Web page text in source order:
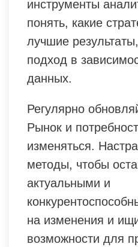
инструменты
понять, какие
лучшие
подход в
данных.
Регулярно
Рынок и
изменяться.
методы, чтобы
актуальными и
на изменения и
возможности для